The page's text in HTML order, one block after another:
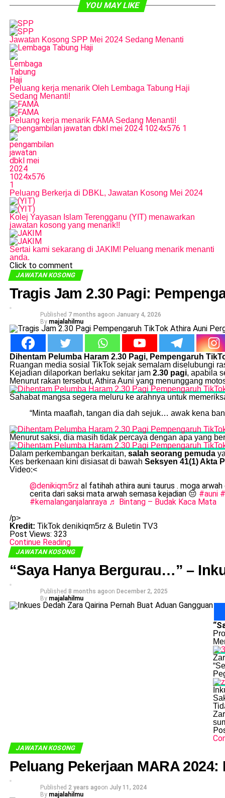
YOU MAY LIKE
Jawatan Kosong SPP Mei 2024 Sedang Menanti
Peluang kerja menarik Oleh Lembaga Tabung Haji
Sedang Menanti!
Peluang kerja menarik FAMA Sedang Menanti!
Peluang Berkerja di DBKL, Jawatan Kosong Mei 2024
Kolej Yayasan Islam Terengganu (YIT) menawarkan
jawatan kosong yang menarik!!
Sertai kami sekarang di JAKIM! Peluang menarik menanti
anda.
Click to comment
JAWATAN KOSONG
Tragis Jam 2.30 Pagi:
Published 7 months agoon January 4, 2026
By majalahilmu
Dihentam Pelumba Haram 2.30 Pagi, Pempengaruh
Ruangan media sosial TikTok sejak semalam diselubungi
Kejadian dilaporkan berlaku sekitar jam 2.30 pagi, apabila
Menurut rakan tersebut, Athira Auni yang menunggang
Sahabat mangsa segera meluru ke arahnya untuk
“Minta maaflah, tangan dia dah sejuk… awak kena
Menurut saksi, dia masih tidak percaya dengan apa yang
Dalam perkembangan berkaitan, salah seorang pemuda
Kes berkenaan kini disiasat di bawah Seksyen 41(1) Akta
Video:<
@denikiqm5rz al fatihah athira auni taurus . moga arwah
cerita dari saksi mata arwah semasa kejadian 😔 #auni
#kemalanganjalanraya ♬ Bintang – Budak Kaca Mata
/p>
Kredit: TikTok denikiqm5rz & Buletin TV3
Post Views: 323
Continue Reading
JAWATAN KOSONG
“Saya Hanya Bergurau…” –
Published 8 months agoon December 2, 2025
By majalahilmu
JAWATAN KOSONG
Peluang Pekerjaan MARA
Published 2 years agoon July 11, 2024
By majalahilmu